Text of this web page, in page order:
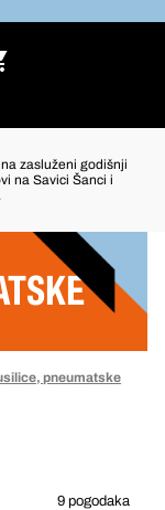
zasluženi godišnji
na Savici Šanci i
pneumatske
9 pogodaka